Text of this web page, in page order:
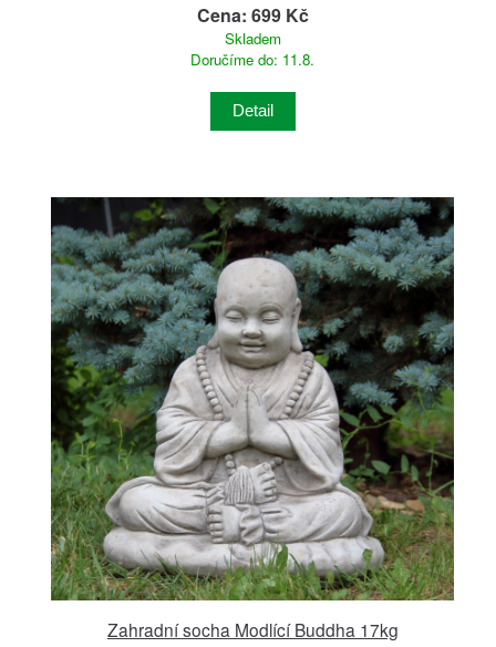
Cena: 699 Kč
Skladem
Doručíme do: 11.8.
Detail
Zahradní socha Modlící Buddha 17kg